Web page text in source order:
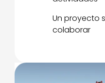
Un proyecto
colaborar